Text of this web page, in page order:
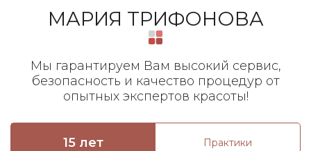
МАРИЯ ТРИФОНОВА
Мы гарантируем Вам высокий сервис,
безопасность и качество процедур от
опытных экспертов красоты!
15 лет Практики